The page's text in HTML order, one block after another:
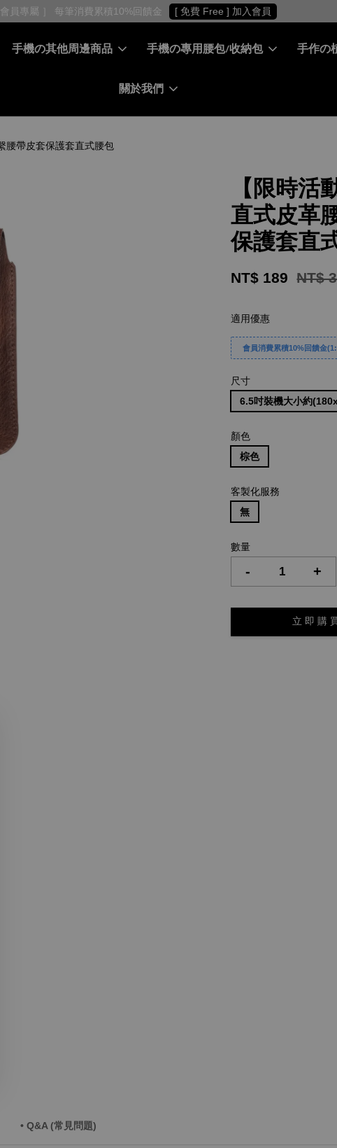
會員專屬 ］ 每筆消費累積10%回饋金 [ 免費 Free ] 加入會員
手機の其他周邊商品 手機の專用腰包/收納包 手作の
關於我們
腰帶皮套保護套直式腰包
【限時活
直式皮革
保護套直
NT$ 189 NT$
適用優惠
會員消費累積10%回饋金
尺寸
6.5吋裝機大小約
顏色
棕色
客製化服務
無
數量
- +
立 即 購
• Q&A (常見問題)